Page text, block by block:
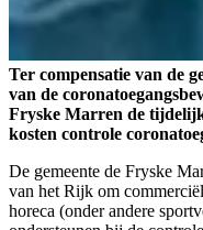
Ter compensatie van de
van de
Fryske Marren de
kosten controle
De gemeente de Fryske
van het Rijk om
horeca (onder andere